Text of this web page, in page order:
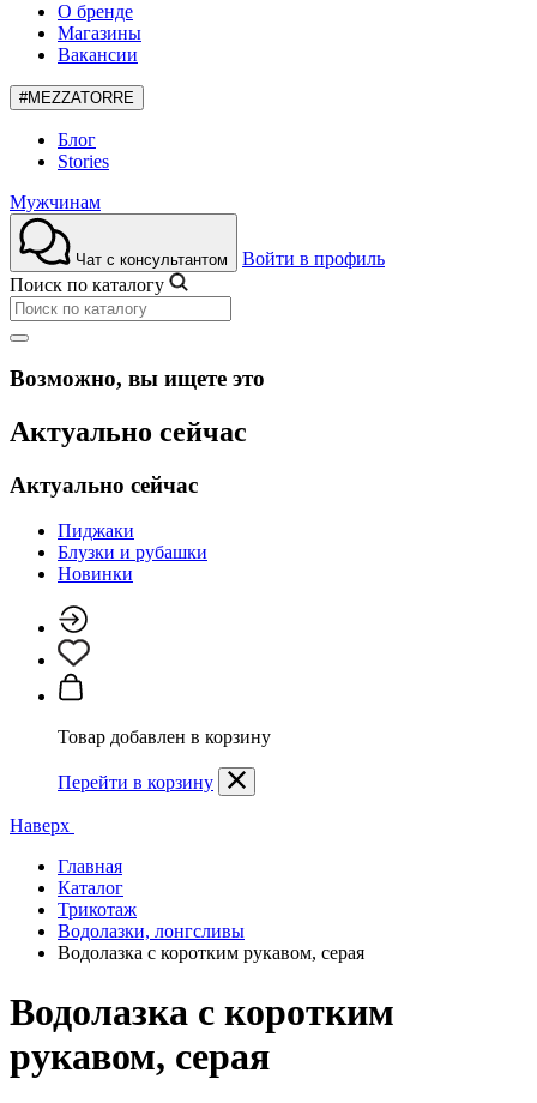
О бренде
Магазины
Вакансии
#MEZZATORRE
Блог
Stories
Мужчинам
Чат с консультантом
Войти в профиль
Поиск по каталогу
Возможно, вы ищете это
Актуально сейчас
Актуально сейчас
Пиджаки
Блузки и рубашки
Новинки
Товар добавлен в корзину
Перейти в корзину
Наверх
Главная
Каталог
Трикотаж
Водолазки, лонгсливы
Водолазка с коротким рукавом, серая
Водолазка с коротким
рукавом, серая